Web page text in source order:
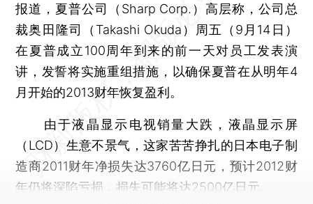
报道，夏普公司（Sharp Corp.）高层称，公司总
裁奥田隆司（Takashi Okuda）周五（9月14日）
在夏普成立100周年到来的前一天对员工发表演
讲，发誓将实施重组措施，以确保夏普在从明年4
月开始的2013财年恢复盈利。
由于液晶显示电视销量大跌，液晶显示屏
（LCD）生意不景气，这家苦苦挣扎的日本电子制
造商2011财年净损失达3760亿日元，预计2012财
年仍将深陷亏损，损失可能将达2500亿日元。